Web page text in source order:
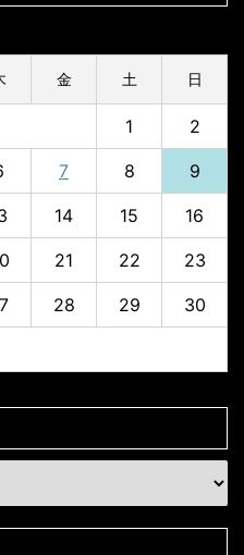
金 土 日
1 2
7 8 9
14 15 16
21 22 23
28 29 30